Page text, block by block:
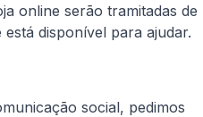
online serão tramitadas de
disponível para ajudar.
social, pedimos